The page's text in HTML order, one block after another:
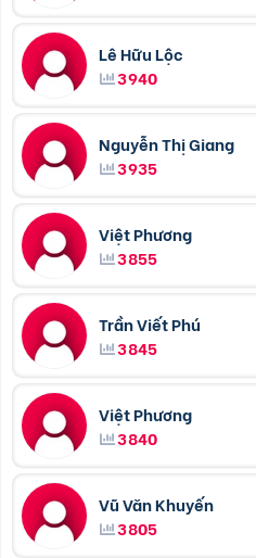
Lê Hữu Lộc
3940
Nguyễn Thị Giang
3935
Việt Phương
3855
Trần Viết Phú
3845
Việt Phương
3840
Vũ Văn Khuyến
3805